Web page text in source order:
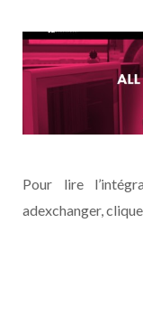
Pour lire
adexchanger,